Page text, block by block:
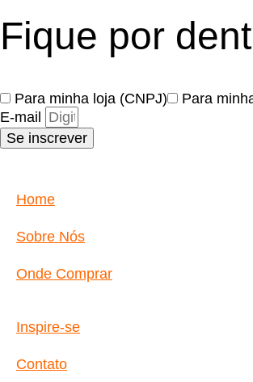
Fique por
Para minha loja (CNPJ)
Para
E-mail
Se inscrever
Home
Sobre Nós
Onde Comprar
Inspire-se
Contato